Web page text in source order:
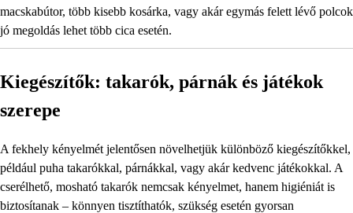
macskabútor, több kisebb kosárka, vagy akár egymás felett lévő polcok
jó megoldás lehet több cica esetén.
Kiegészítők: takarók, párnák és játékok
szerepe
A fekhely kényelmét jelentősen növelhetjük különböző kiegészítőkkel,
például puha takarókkal, párnákkal, vagy akár kedvenc játékokkal. A
cserélhető, mosható takarók nemcsak kényelmet, hanem higiéniát is
biztosítanak – könnyen tisztíthatók, szükség esetén gyorsan